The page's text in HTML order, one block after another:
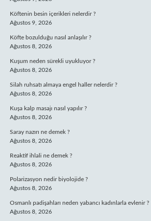
Köftenin besin içerikleri nelerdir ?
Ağustos 9, 2026
Köfte bozulduğu nasıl anlaşılır ?
Ağustos 8, 2026
Kuşum neden sürekli uyukluyor ?
Ağustos 8, 2026
Silah ruhsatı almaya engel haller nelerdir ?
Ağustos 8, 2026
Kuşa kalp masajı nasıl yapılır ?
Ağustos 8, 2026
Saray nazırı ne demek ?
Ağustos 8, 2026
Reaktif ihlali ne demek ?
Ağustos 8, 2026
Polarizasyon nedir biyolojide ?
Ağustos 8, 2026
Osmanlı padişahları neden yabancı kadınlarla evlenir ?
Ağustos 8, 2026